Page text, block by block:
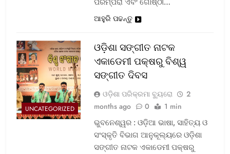
ଆହୁରି ପଢନ୍ତୁ
UNCATEGORIZED
ଓଡ଼ିଶା ସଙ୍ଗୀତ ନାଟକ
ଏକାଡେମୀ ପକ୍ଷରୁ ବିଶ୍ୱ
ସଙ୍ଗୀତ ଦିବସ
ଓଡ଼ିଶା ପରିକ୍ରମା ବ୍ୟୁରୋ
2
months ago
0 1 min
ଭୁବନେଶ୍ୱର : ଓଡ଼ିଆ ଭାଷା, ସାହିତ୍ୟ ଓ
ସଂସ୍କୃତି ବିଭାଗ ଆନୁକୂଲ୍ୟରେ ଓଡ଼ିଶା
ସଙ୍ଗୀତ ନାଟକ ଏକାଡେମୀ ପକ୍ଷରୁ